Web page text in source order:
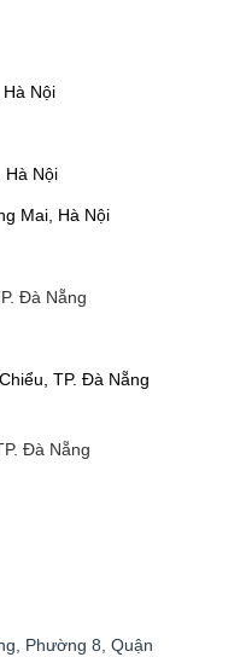
Nội
Nội
Mai, Hà Nội
Đà Nẵng
TP. Đà Nẵng
Đà Nẵng
Phường 8, Quận